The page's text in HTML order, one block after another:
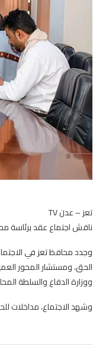
تعز – عدن TV
ناقش اجتماع عقد برئاسة
وجدد محافظ تعز في
الحق، ومستشار المحور
ووزارة الدفاع والسلطة
وشهد الاجتماع، مداخلات